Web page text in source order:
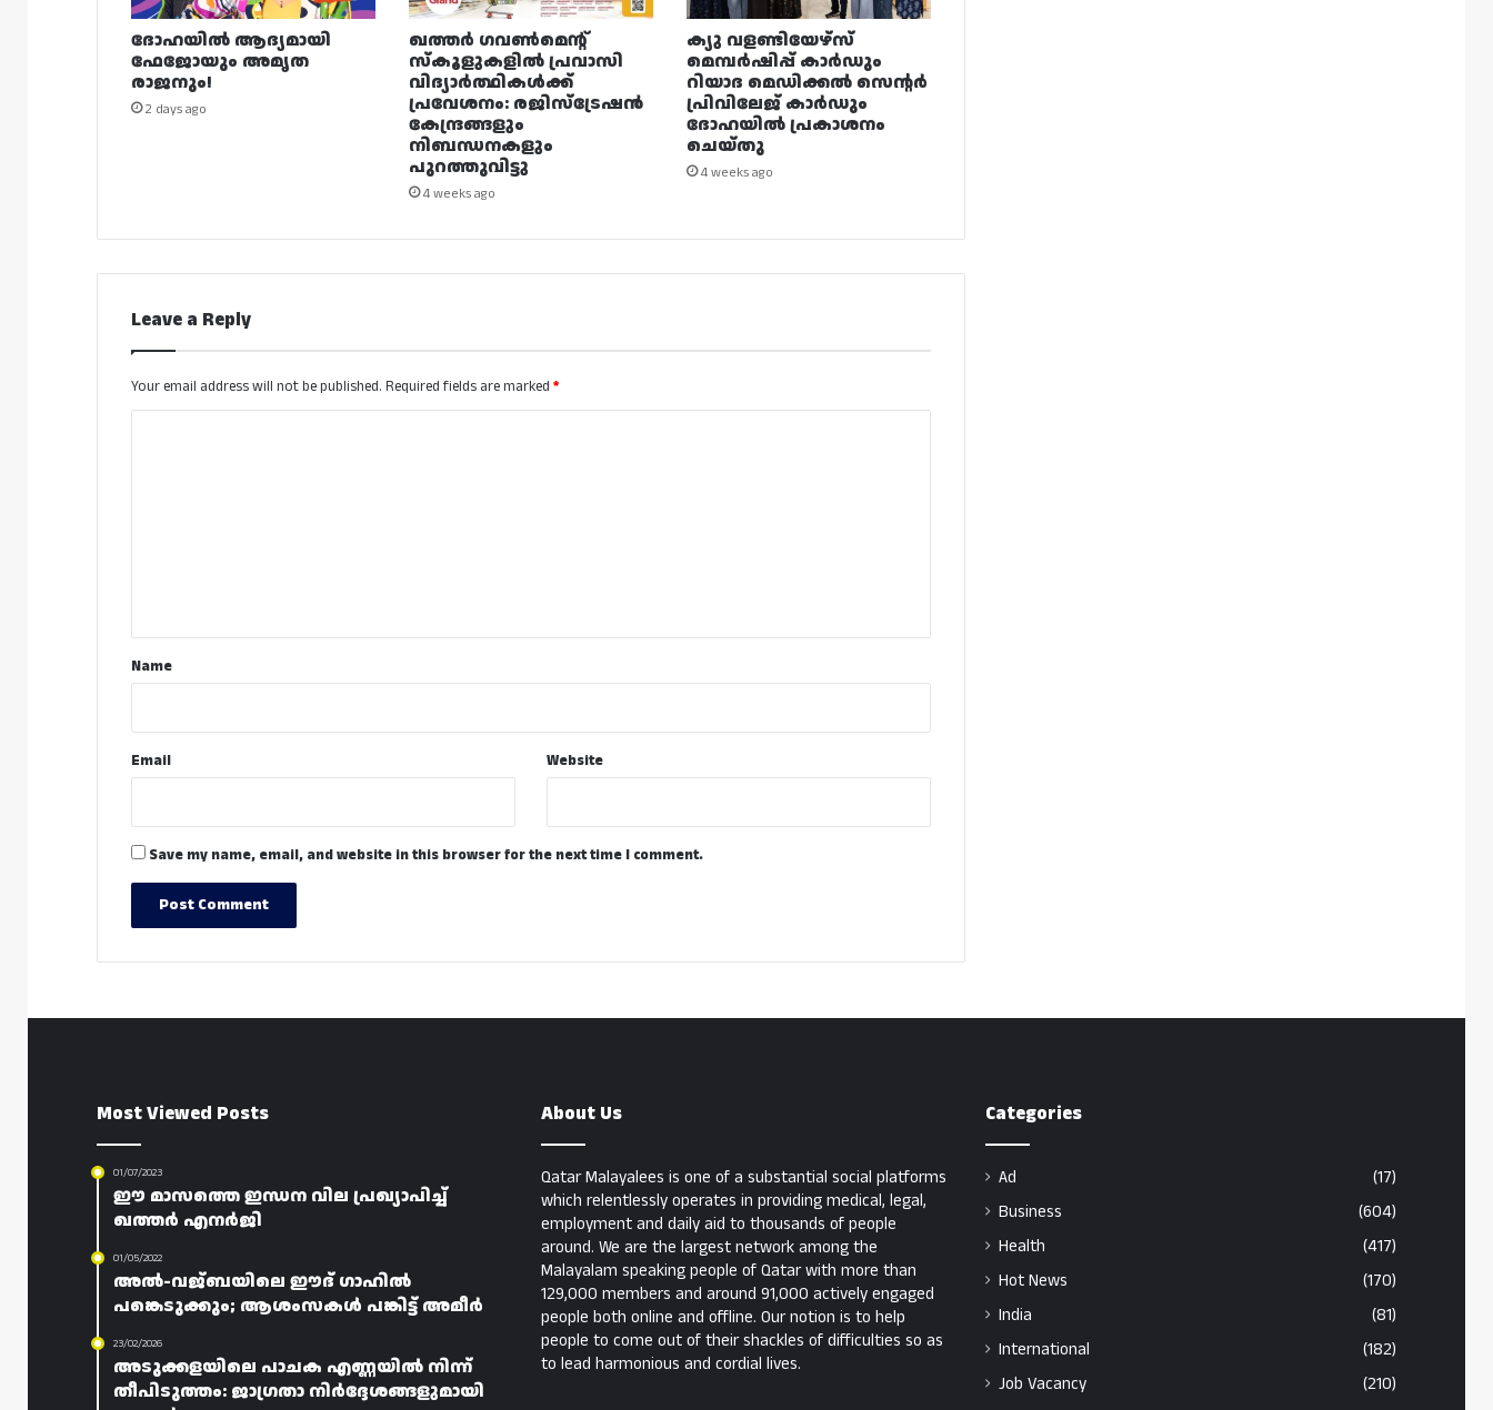
ദോഹയിൽ ആദ്യമായി
ഫേജോയും അമൃത
രാജനും!
2 days ago
ഖത്തർ ഗവൺമെന്റ്
സ്കൂളുകളിൽ പ്രവാസി
വിദ്യാർത്ഥികൾക്ക്
പ്രവേശനം: രജിസ്ട്രേഷൻ
കേന്ദ്രങ്ങളും
നിബന്ധനകളും
പുറത്തുവിട്ടു
4 weeks ago
ക്യു വളണ്ടിയേഴ്‌സ്
മെമ്പർഷിപ്പ് കാർഡും
റിയാദ മെഡിക്കൽ സെന്റർ
പ്രിവിലേജ് കാർഡും
ദോഹയിൽ പ്രകാശനം
ചെയ്തു
4 weeks ago
Leave a Reply
Your email address will not be published. Required fields are marked *
*Name
Email Website
Save my name, email, and website in this browser for the next time I comment.
Most Viewed Posts
01/07/2023
ഈ മാസത്തെ ഇന്ധന വില പ്രഖ്യാപിച്ച്
ഖത്തർ എനർജി
01/05/2022
അൽ-വജ്‌ബയിലെ ഈദ് ഗാഹിൽ
പങ്കെടുക്കും; ആശംസകൾ പങ്കിട്ട് അമീർ
23/02/2026
അടുക്കളയിലെ പാചക എണ്ണയിൽ നിന്ന്
തീപിടുത്തം: ജാഗ്രതാ നിർദ്ദേശങ്ങളുമായി
About Us
Qatar Malayalees is one of a substantial social platforms
which relentlessly operates in providing medical, legal,
employment and daily aid to thousands of people
around. We are the largest network among the
Malayalam speaking people of Qatar with more than
129,000 members and around 91,000 actively engaged
people both online and offline. Our notion is to help
people to come out of their shackles of difficulties so as
to lead harmonious and cordial lives.
Categories
Ad
(17)
Business
(604)
Health
(417)
Hot News
(170)
India
(81)
International
(182)
Job Vacancy
(210)